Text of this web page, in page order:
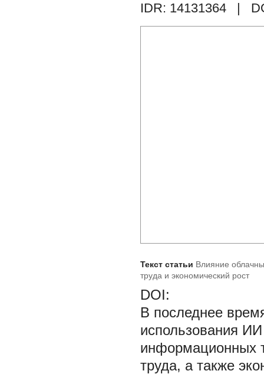
IDR: 14131364 |
Текст статьи Влияние
труда и экономический рост
DOI:
В последнее
использования
информационных
труда, а также